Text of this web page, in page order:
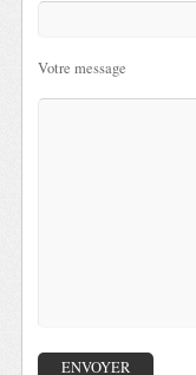
Votre message